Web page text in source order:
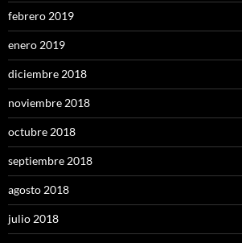
febrero 2019
enero 2019
diciembre 2018
noviembre 2018
octubre 2018
septiembre 2018
agosto 2018
julio 2018